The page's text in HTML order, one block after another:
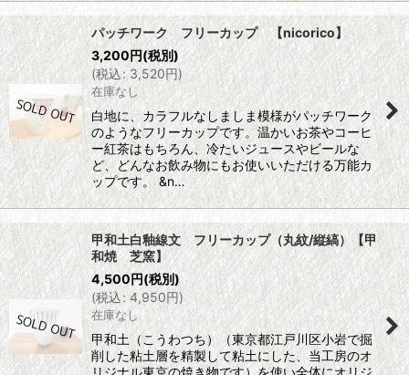
パッチワーク フリーカップ 【nicorico】
3,200円(税別)
(税込: 3,520円)
在庫なし
白地に、カラフルなしましま模様がパッチワーク
のようなフリーカップです。温かいお茶やコーヒ
ー紅茶はもちろん、冷たいジュースやビールな
ど、どんなお飲み物にもお使いいただける万能カ
ップです。 &n…
甲和土白釉線文 フリーカップ（丸紋/縦縞）【甲
和焼 芝窯】
4,500円(税別)
(税込: 4,950円)
在庫なし
甲和土（こうわつち）（東京都江戸川区小岩で掘
削した粘土層を精製して粘土にした、当工房のオ
リジナル東京の焼き物です）を使い全体にオリジ